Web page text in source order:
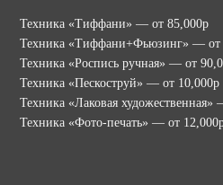
Техника «Тиффани» — от 85,000р
Техника «Тиффани+Фьюзинг» — от
Техника «Роспись ручная» — от
Техника «Пескоструй» — от 10,000р
Техника «Лаковая художественная»
Техника «Фото-печать» — от